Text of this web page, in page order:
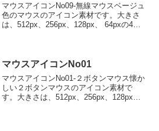
マウスアイコンNo09-無線マウスベージュ
色のマウスのアイコン素材です。大きさ
は、512px、256px、128px、 64pxの4種
マウスアイコンNo01
マウスアイコンNo01-２ボタンマウス懐か
しい２ボタンマウスのアイコン素材で
す。大きさは、512px、256px、128px、